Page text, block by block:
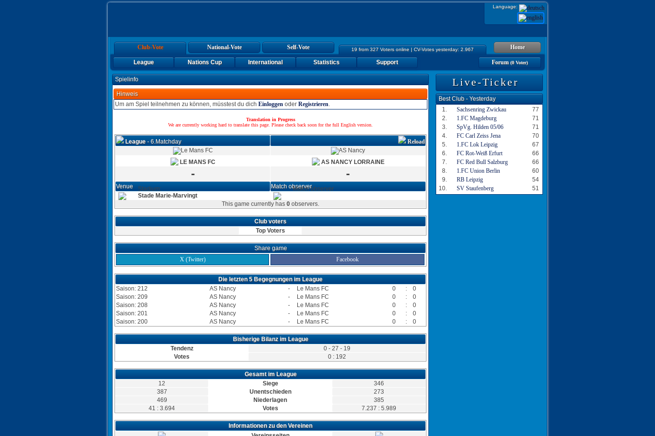
Language:
19 from 327 Voters online | CV-Votes yesterday: 2.967
Club-Vote National-Vote Self-Vote Home
Forum(0 Voter)
League Nations Cup International Statistics Support
Spielinfo
Hinweis
Um am Spiel teilnehmen zu können, müsstest du dich Einloggen oder Registrieren.
Translation in Progress
We are currently working hard to translate this page. Please check back soon for the full English version.
League- 6.Matchday Reload
LE MANS FC AS NANCY LORRAINE
- -
Venue Match observer
Stadium:
Stade Marie-Marvingt
Match observer
This game currently has 0 observers.
Club voters
Top Voters
Share game
X (Twitter)
Facebook
Die letzten 5 Begegnungen im League
Saison: 212
AS Nancy - Le Mans FC 0 :
0
Saison: 209
AS Nancy - Le Mans FC 0 :
0
Saison: 208
AS Nancy - Le Mans FC 0 :
0
Saison: 201
AS Nancy - Le Mans FC 0 :
0
Saison: 200
AS Nancy - Le Mans FC 0 : 0
Bisherige Bilanz im League
Tendenz
0 - 27 - 19
Votes
0 : 192
Gesamt im League
12
Siege
346
387
Unentschieden
273
469
Niederlagen
385
41 : 3.694
Votes 7.237 : 5.989
Informationen zu den Vereinen
Live-Ticker
Best Club - Yesterday
1.
Sachsenring Zwickau
77
2.
1.FC Magdeburg
71
3.
SpVg. Hilden 05/06
71
4.
FC Carl Zeiss Jena
70
5.
1.FC Lok Leipzig
67
6.
FC Rot-Weiß Erfurt
66
7.
FC Red Bull Salzburg
66
8.
1.FC Union Berlin
60
9.
RB Leipzig
54
10.
SV Staufenberg 51